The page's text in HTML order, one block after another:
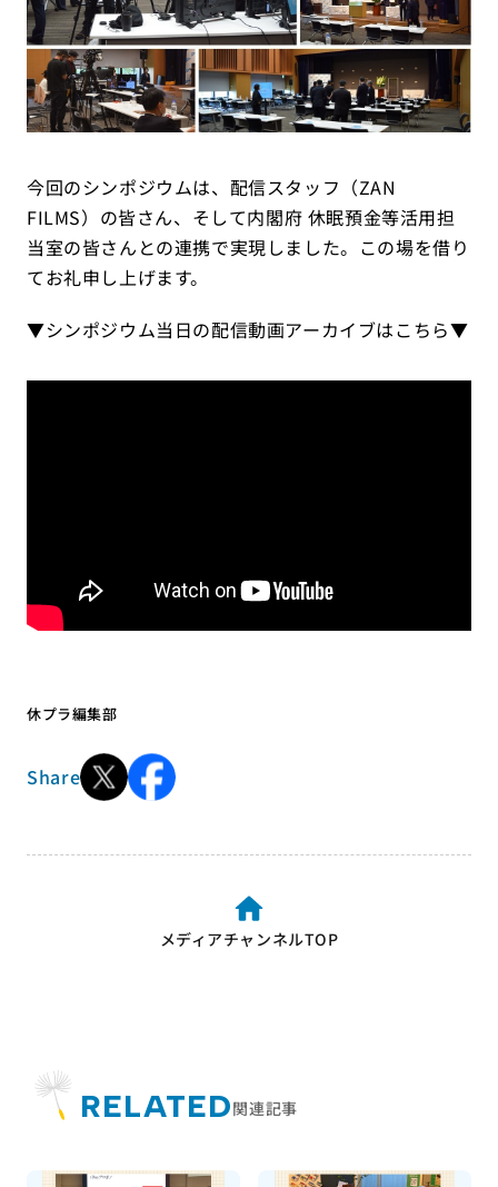
今回のシンポジウムは、配信スタッフ（ZAN
FILMS）の皆さん、そして内閣府 休眠預金等活用担
当室の皆さんとの連携で実現しました。この場を借り
てお礼申し上げます。
▼シンポジウム当日の配信動画アーカイブはこちら▼
休プラ編集部
Share
メディアチャンネルTOP
RELATED関連記事